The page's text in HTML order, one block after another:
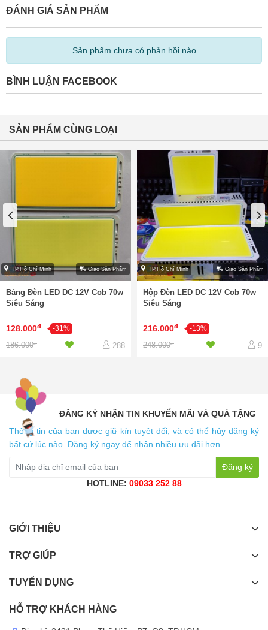
ĐÁNH GIÁ SẢN PHẨM
Sản phẩm chưa có phản hồi nào
BÌNH LUẬN FACEBOOK
SẢN PHẨM CÙNG LOẠI
TP.Hồ Chí Minh Giao Sản Phẩm
Bảng Đèn LED DC 12V Cob 70w
Siêu Sáng
128.000đ -31%
186.000đ 288
TP.Hồ Chí Minh Giao Sản Phẩm
Hộp Đèn LED DC 12V Cob 70w
Siêu Sáng
216.000đ -13%
248.000đ 9
ĐĂNG KÝ NHẬN TIN KHUYẾN MÃI VÀ QUÀ TẶNG
Thông tin của bạn được giữ kín tuyệt đối, và có thể hủy đăng ký
bất cứ lúc nào. Đăng ký ngay để nhận nhiều ưu đãi hơn.
Đăng ký
HOTLINE: 09033 252 88
GIỚI THIỆU
TRỢ GIÚP
TUYỂN DỤNG
HỖ TRỢ KHÁCH HÀNG